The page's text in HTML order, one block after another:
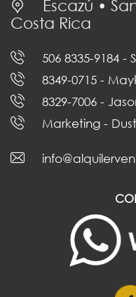
Escazú •
Costa Rica
506 8335-9184 -
8349-0715 -
8329-7006 -
Marketing -